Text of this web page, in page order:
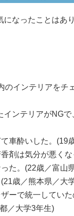
なったことはあ
インテリアをチ
ンテリアがNGで
車酔いした。(19
剤は気分が悪く
た。(22歳／富山
歳／熊本県／大
ーで統一してい
／大学3年生)